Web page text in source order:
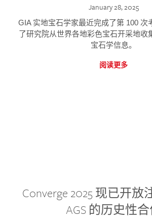
January 28, 2025
GIA 实地宝石学家最近完成了第 100 次
了研究院从世界各地彩色宝石开采地收
宝石学信息。
阅读更多
Converge 2025 现已开放
AGS 的历史性